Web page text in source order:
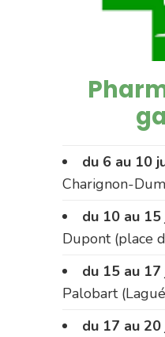
du 6 au 10
Charignon-
du 10 au
Dupont (place
du 15 au
Palobart
du 17 au